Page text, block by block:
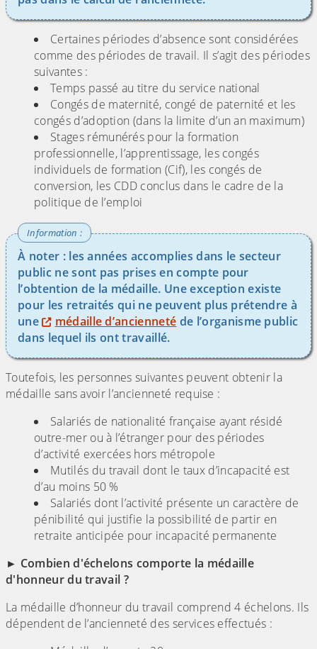
Certaines périodes d’absence sont considérées
comme des périodes de travail. Il s’agit des périodes
suivantes :
Temps passé au titre du service national
Congés de maternité, congé de paternité et les
congés d’adoption (dans la limite d’un an maximum)
Stages rémunérés pour la formation
professionnelle, l’apprentissage, les congés
individuels de formation (Cif), les congés de
conversion, les CDD conclus dans le cadre de la
politique de l’emploi
À noter : les années accomplies dans le secteur
public ne sont pas prises en compte pour
l’obtention de la médaille. Une exception existe
pour les retraités qui ne peuvent plus prétendre à
une
médaille d’ancienneté de l’organisme public
dans lequel ils ont travaillé.
Toutefois, les personnes suivantes peuvent obtenir la
médaille sans avoir l’ancienneté requise :
Salariés de nationalité française ayant résidé
outre-mer ou à l’étranger pour des périodes
d’activité exercées hors métropole
Mutilés du travail dont le taux d’incapacité est
d’au moins 50 %
Salariés dont l’activité présente un caractère de
pénibilité qui justifie la possibilité de partir en
retraite anticipée pour incapacité permanente
► Combien d'échelons comporte la médaille
d'honneur du travail ?
La médaille d’honneur du travail comprend 4 échelons. Ils
dépendent de l’ancienneté des services effectués :